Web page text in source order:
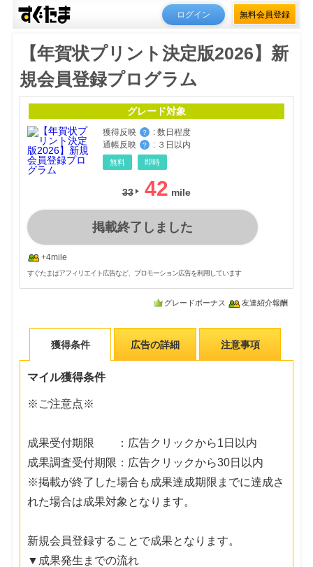
ログイン 無料会員登録
【年賀状プリント決定版2026】新
規会員登録プログラム
グレード対象
獲得反映 ？ : 数日程度
通帳反映
？ : ３日以内
無料 即時
33 42
掲載終了しました
+4mile
すぐたまはアフィリエイト広告など、プロモーション広告を利用しています
グレードボーナス 友達紹介報酬
獲得条件 広告の詳細 注意事項
マイル獲得条件
※ご注意点※
成果受付期限 ：広告クリックから1日以内
成果調査受付期限：広告クリックから30日以内
※掲載が終了した場合も成果達成期限までに達成さ
れた場合は成果対象となります。
新規会員登録することで成果となります。
▼成果発生までの流れ